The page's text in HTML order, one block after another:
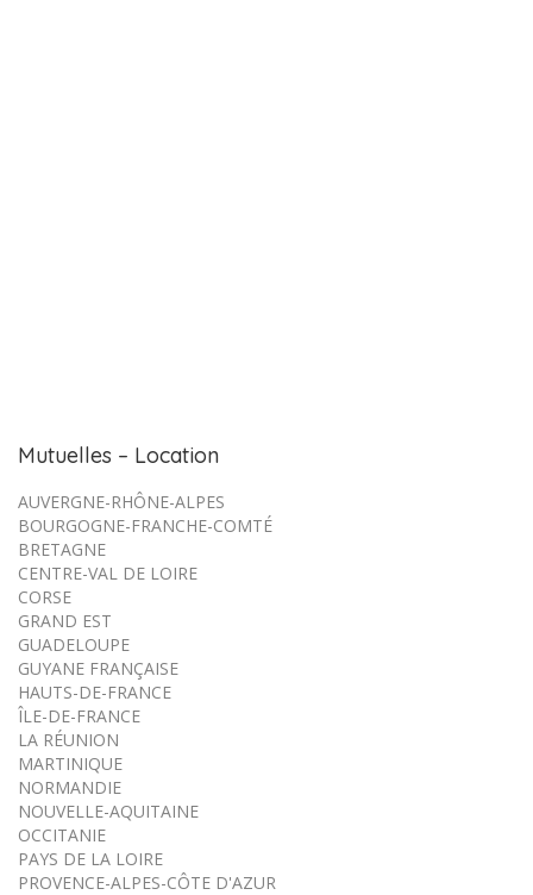
Mutuelles – Location
AUVERGNE-RHÔNE-ALPES
BOURGOGNE-FRANCHE-COMTÉ
BRETAGNE
CENTRE-VAL DE LOIRE
CORSE
GRAND EST
GUADELOUPE
GUYANE FRANÇAISE
HAUTS-DE-FRANCE
ÎLE-DE-FRANCE
LA RÉUNION
MARTINIQUE
NORMANDIE
NOUVELLE-AQUITAINE
OCCITANIE
PAYS DE LA LOIRE
PROVENCE-ALPES-CÔTE D'AZUR